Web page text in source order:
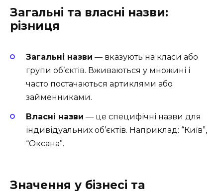
Загальні та власні назви:
різниця
Загальні назви — вказують на класи або
групи об’єктів. Вживаються у множині і
часто постачаються артиклями або
займенниками.
Власні назви — це специфічні назви для
індивідуальних об’єктів. Наприклад: “Київ”,
“Оксана”.
Значення у бізнесі та